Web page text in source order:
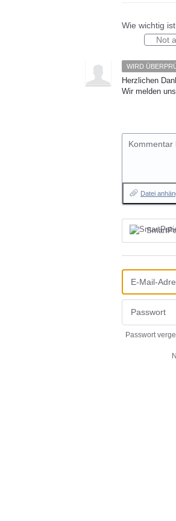
Wie wichtig
Not
WIRD
Herzlichen
Wir melden
Kommentar
Datei
Passwort